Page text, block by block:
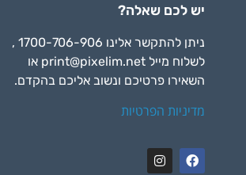
יש לכם שאלה?
ניתן להתקשר אלינו 1700-706-906 ,
לשלוח מיילprint@pixelim.net או
השאירו פרטיכם ונשוב אליכם בהקדם.
מדיניות הפרטיות